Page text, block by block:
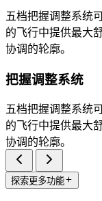
五档把握调整系统
的飞行中提供最大
协调的轮廓。
把握调整系统
五档把握调整系统
的飞行中提供最大
协调的轮廓。
探索更多功能